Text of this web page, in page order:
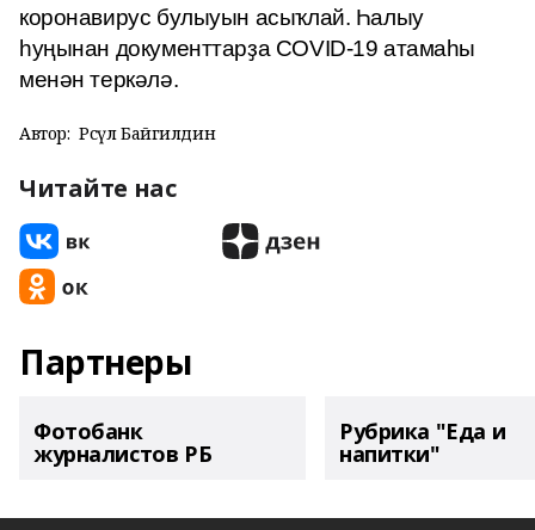
коронавирус булыуын асыҡлай. Һалыу
һуңынан документтарҙа COVID-19 атамаһы
менән теркәлә.
Автор: Рәсүл Байгилдин
Читайте нас
Партнеры
Фотобанк
журналистов РБ
Рубрика "Еда и
напитки"